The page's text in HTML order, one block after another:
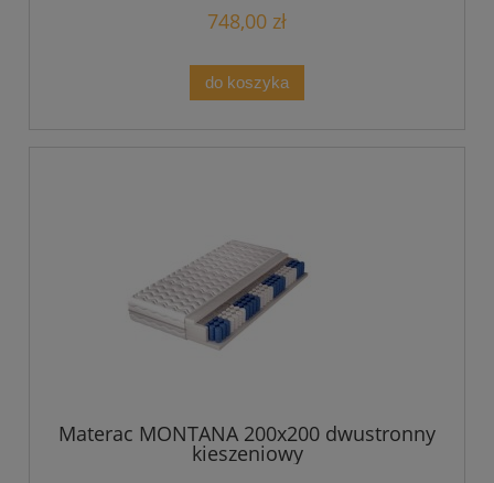
748,00 zł
do koszyka
Materac MONTANA 200x200 dwustronny
kieszeniowy